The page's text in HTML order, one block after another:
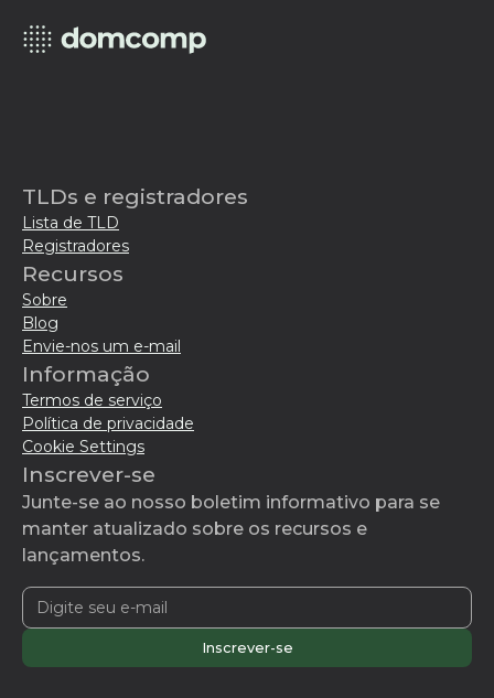
TLDs e registradores
Lista de TLD
Registradores
Recursos
Sobre
Blog
Envie-nos um e-mail
Informação
Termos de serviço
Política de privacidade
Cookie Settings
Inscrever-se
Junte-se ao nosso boletim informativo para se
manter atualizado sobre os recursos e
lançamentos.